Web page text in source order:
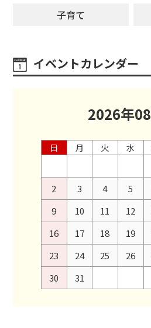
子育て
イベントカレンダー
2026年08
日 月 火 水
2
3 4 5
9
10 11 12
16
17 18 19
23
24 25 26
30
31